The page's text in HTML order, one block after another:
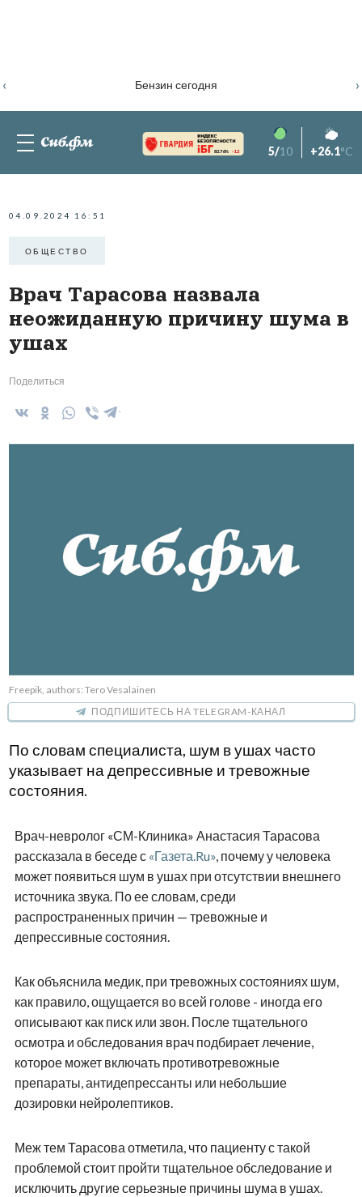
Бензин сегодня
‹ ›
82.76% -1.2 5/10 +26.1°C
04.09.2024 16:51
ОБЩЕСТВО
Врач Тарасова назвала
неожиданную причину шума в
ушах
Поделиться
Freepik, authors: Tero Vesalainen
ПОДПИШИТЕСЬ НА TELEGRAM-КАНАЛ
По словам специалиста, шум в ушах часто
указывает на депрессивные и тревожные
состояния.
Врач-невролог «СМ-Клиника» Анастасия Тарасова
рассказала в беседе с «Газета.Ru», почему у человека
может появиться шум в ушах при отсутствии внешнего
источника звука. По ее словам, среди
распространенных причин — тревожные и
депрессивные состояния.
Как объяснила медик, при тревожных состояниях шум,
как правило, ощущается во всей голове - иногда его
описывают как писк или звон. После тщательного
осмотра и обследования врач подбирает лечение,
которое может включать противотревожные
препараты, антидепрессанты или небольшие
дозировки нейролептиков.
Меж тем Тарасова отметила, что пациенту с такой
проблемой стоит пройти тщательное обследование и
исключить другие серьезные причины шума в ушах.